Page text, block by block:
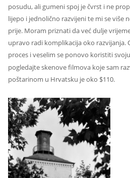
posudu, ali gumeni spoj je čvrst i ne
lijepo i jednolično razvijeni te mi se više
prije. Moram priznati da već dulje
upravo radi komplikacija oko razvijanja.
proces i veselim se ponovo koristiti
pogledajte skenove filmova koje sam
poštarinom u Hrvatsku je oko $110.